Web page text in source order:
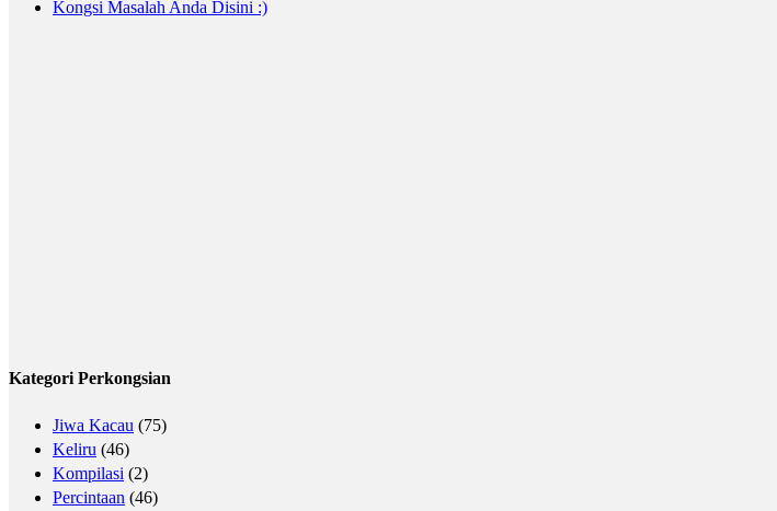
Kongsi Masalah Anda Disini :)
Kategori Perkongsian
Jiwa Kacau (75)
Keliru (46)
Kompilasi (2)
Percintaan (46)